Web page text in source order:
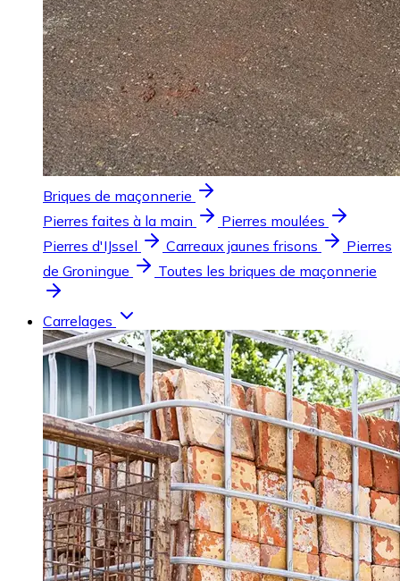
Briques de maçonnerie
Pierres faites à la main
Pierres moulées
Pierres d'IJssel
Carreaux jaunes frisons
Pierres
de Groningue
Toutes les briques de maçonnerie
Carrelages